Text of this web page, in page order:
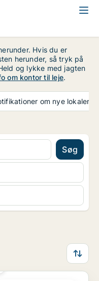
Hvis du er
herunder, så tryk på
og lykke med jagten
om kontor til leje.
om nye lokaler
Søg